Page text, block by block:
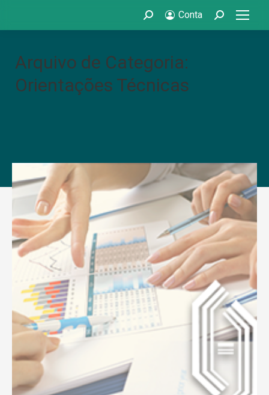
Search: Conta Search:
Arquivo de Categoria:
Orientações Técnicas